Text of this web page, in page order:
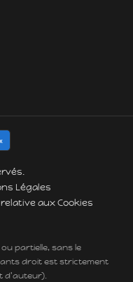
Légales
aux Cookies
partielle, sans le
droit est strictement
d'auteur).